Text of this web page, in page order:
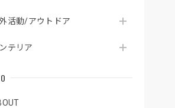
活動/アウトドア
テリア